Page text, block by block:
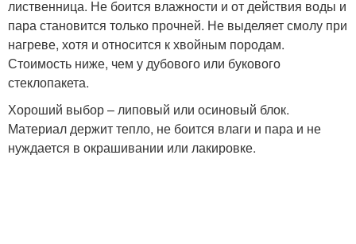
лиственница. Не боится влажности и от действия воды и
пара становится только прочней. Не выделяет смолу при
нагреве, хотя и относится к хвойным породам.
Стоимость ниже, чем у дубового или букового
стеклопакета.
Хороший выбор – липовый или осиновый блок.
Материал держит тепло, не боится влаги и пара и не
нуждается в окрашивании или лакировке.